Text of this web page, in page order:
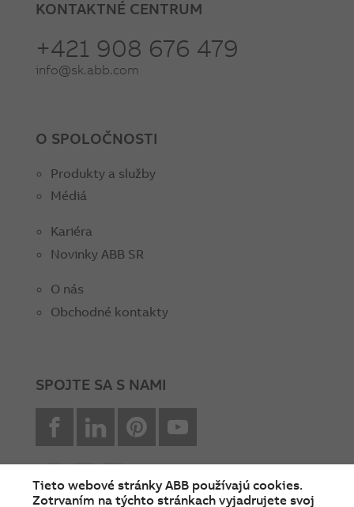
KONTAKTNÉ CENTRUM
+421 908 676 479
info@sk.abb.com
O SPOLOČNOSTI
Produkty a služby
Médiá
Kariéra
Novinky ABB SR
O nás
Obchodné kontakty
SPOJTE SA S NAMI
facebookLinkedin Pinterest
Tieto webové stránky ABB používajú cookies.
Zotrvaním na týchto stránkach vyjadrujete svoj